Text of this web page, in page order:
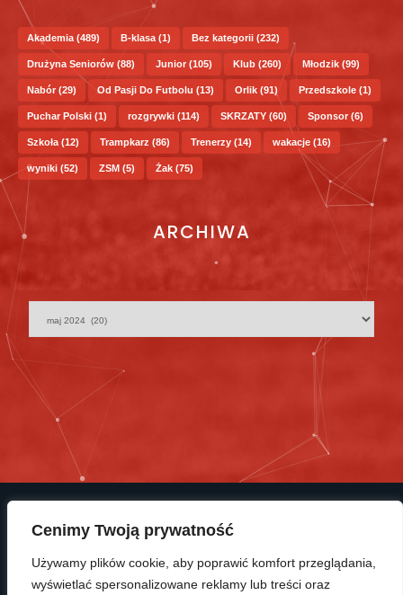
Cenimy Twoją prywatność
Używamy plików cookie, aby poprawić komfort przeglądania,
wyświetlać spersonalizowane reklamy lub treści oraz
Akademia (489) B-klasa (1) Bez kategorii (232)
Drużyna Seniorów (88) Junior (105) Klub (260) Młodzik (99)
Nabór (29) Od Pasji Do Futbolu (13) Orlik (91) Przedszkole (1)
Puchar Polski (1) rozgrywki (114) SKRZATY (60) Sponsor (6)
Szkoła (12) Trampkarz (86) Trenerzy (14) wakacje (16)
wyniki (52) ZSM (5) Żak (75)
ARCHIWA